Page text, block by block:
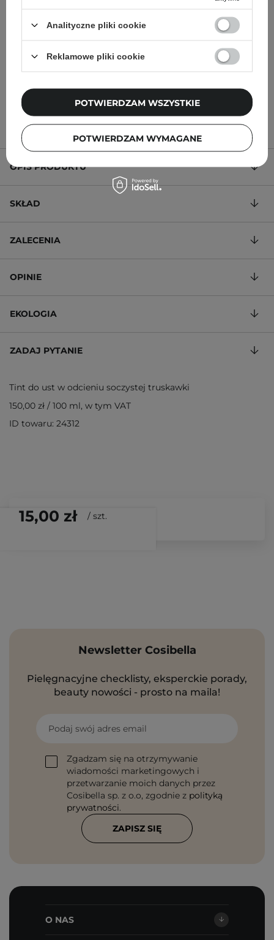
15,00 zł / szt.
Darling Water Tint - Tint
22,00 zł
Darling Water Tint - Tint
do Ust - Orange Ade -
22,00 zł
OPIS PRODUKTU
SKŁAD
ZALECENIA
OPINIE
EKOLOGIA
ZADAJ PYTANIE
Tint do ust w odcieniu soczystej truskawki
150,00 zł / 100 ml, w tym VAT
ID towaru: 24312
Newsletter Cosibella
Pielęgnacyjne checklisty, eksperckie porady,
beauty nowości - prosto na maila!
Podaj swój adres email
Zgadzam się na otrzymywanie
wiadomości marketingowych i
przetwarzanie moich danych przez
Cosibella sp. z o.o, zgodnie z polityką
prywatności.
ZAPISZ SIĘ
O NAS
Analityczne pliki cookie
Reklamowe pliki cookie
POTWIERDZAM WYMAGANE
POTWIERDZAM WSZYSTKIE